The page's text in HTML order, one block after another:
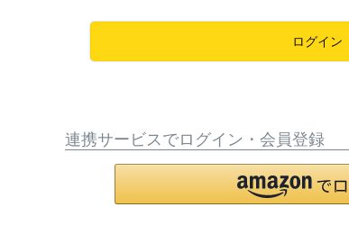
ログイン
連携サービスでログイン・会員登録